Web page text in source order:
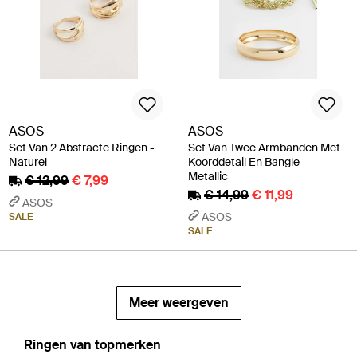
ASOS
Set Van 2 Abstracte Ringen -
Naturel
€ 12,99€ 7,99
ASOS
SALE
ASOS
Set Van Twee Armbanden Met
Koorddetail En Bangle -
Metallic
€ 14,99€ 11,99
ASOS
SALE
Meer weergeven
‪Ringen‬ van topmerken